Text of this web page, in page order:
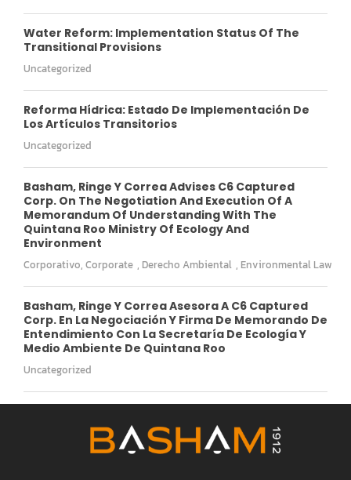
Water Reform: Implementation Status Of The
Transitional Provisions
Uncategorized
Reforma Hídrica: Estado De Implementación De
Los Artículos Transitorios
Uncategorized
Basham, Ringe Y Correa Advises C6 Captured
Corp. On The Negotiation And Execution Of A
Memorandum Of Understanding With The
Quintana Roo Ministry Of Ecology And
Environment
Corporativo, Corporate , Derecho Ambiental , Environmental Law
Basham, Ringe Y Correa Asesora A C6 Captured
Corp. En La Negociación Y Firma De Memorando De
Entendimiento Con La Secretaría De Ecología Y
Medio Ambiente De Quintana Roo
Uncategorized